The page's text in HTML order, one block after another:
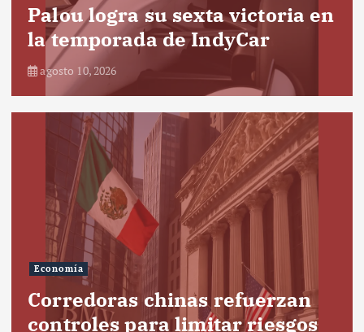
Palou logra su sexta victoria en
la temporada de IndyCar
agosto 10, 2026
Economía
Corredoras chinas refuerzan
controles para limitar riesgos